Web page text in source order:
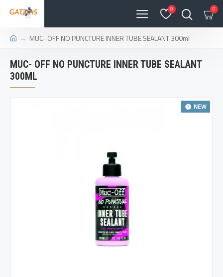
0 0
MUC- OFF NO PUNCTURE INNER TUBE SEALANT 300ml
MUC- OFF NO PUNCTURE INNER TUBE SEALANT
300ML
NEW